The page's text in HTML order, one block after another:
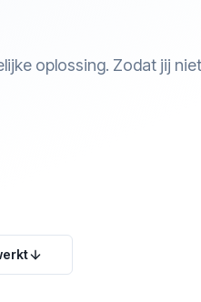
oplossing. Zodat jij niet